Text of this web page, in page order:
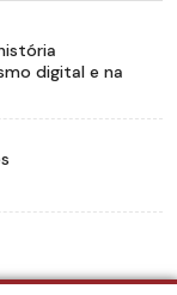
digital e na